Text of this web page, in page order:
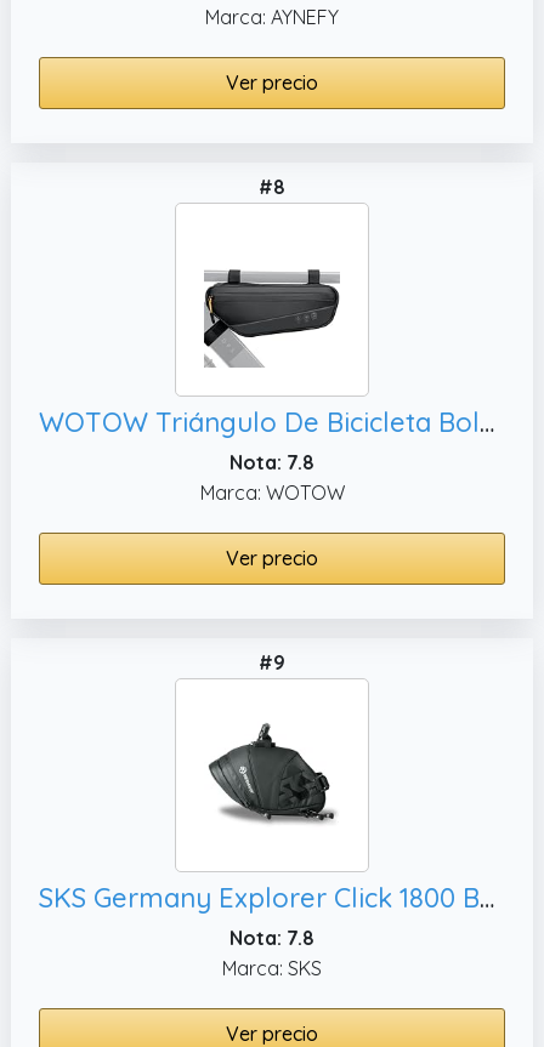
Marca: AYNEFY
Ver precio
#8
WOTOW Triángulo De Bicicleta Bolsa De Cuadro, Manillar de la Bicicleta Tubo Superior de Almacenamiento de Herramientas Bolsas Bolsa de sillín Resistente al Agua de Gran Capacidad
Nota: 7.8
Marca: WOTOW
Ver precio
#9
SKS Germany Explorer Click 1800 Bolsa para Bicicleta, Negro
Nota: 7.8
Marca: SKS
Ver precio